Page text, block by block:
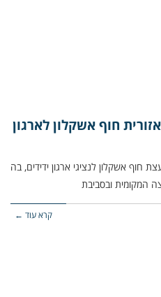
חוף אשקלון לארגון
חוף אשקלון לנציגי ארגון ידידים, בה
המקומית ובסביבת
קרא עוד ←